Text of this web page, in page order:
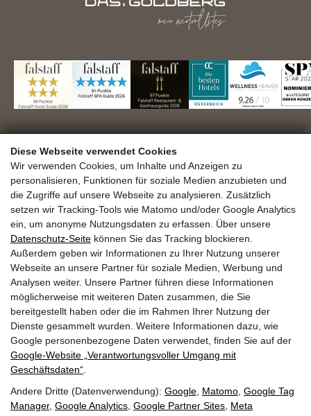
Diese Webseite verwendet Cookies
Wir verwenden Cookies, um Inhalte und Anzeigen zu
personalisieren, Funktionen für soziale Medien anzubieten und
die Zugriffe auf unsere Webseite zu analysieren. Zusätzlich
setzen wir Tracking-Tools wie Matomo und/oder Google Analytics
ein, um anonyme Nutzungsdaten zu erfassen. Über unsere
Datenschutz-Seite können Sie das Tracking blockieren.
Außerdem geben wir Informationen zu Ihrer Nutzung unserer
Webseite an unsere Partner für soziale Medien, Werbung und
Analysen weiter. Unsere Partner führen diese Informationen
möglicherweise mit weiteren Daten zusammen, die Sie
bereitgestellt haben oder die im Rahmen Ihrer Nutzung der
Dienste gesammelt wurden. Weitere Informationen dazu, wie
Google personenbezogene Daten verwendet, finden Sie auf der
Google‑Website „Verantwortungsvoller Umgang mit
Geschäftsdaten“
Andere Dritte (Datenverwendung): Google Matomo Google Tag
Manager, Google Analytics Google Partner Sites Meta
Familie Seer
Haltestellenweg 23
A-5630 Bad Hofgastein
+43 6432 6444
info@dasgoldberg.at
Jobs Ausbildung Golden.Blog
Gutscheine
Gold.Shop
Bewertungen
Anreise
Guest.Mobility.Ticket
Newsletter